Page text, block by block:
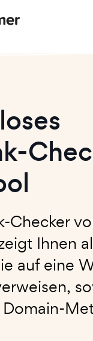
Checker
Ihnen
auf eine